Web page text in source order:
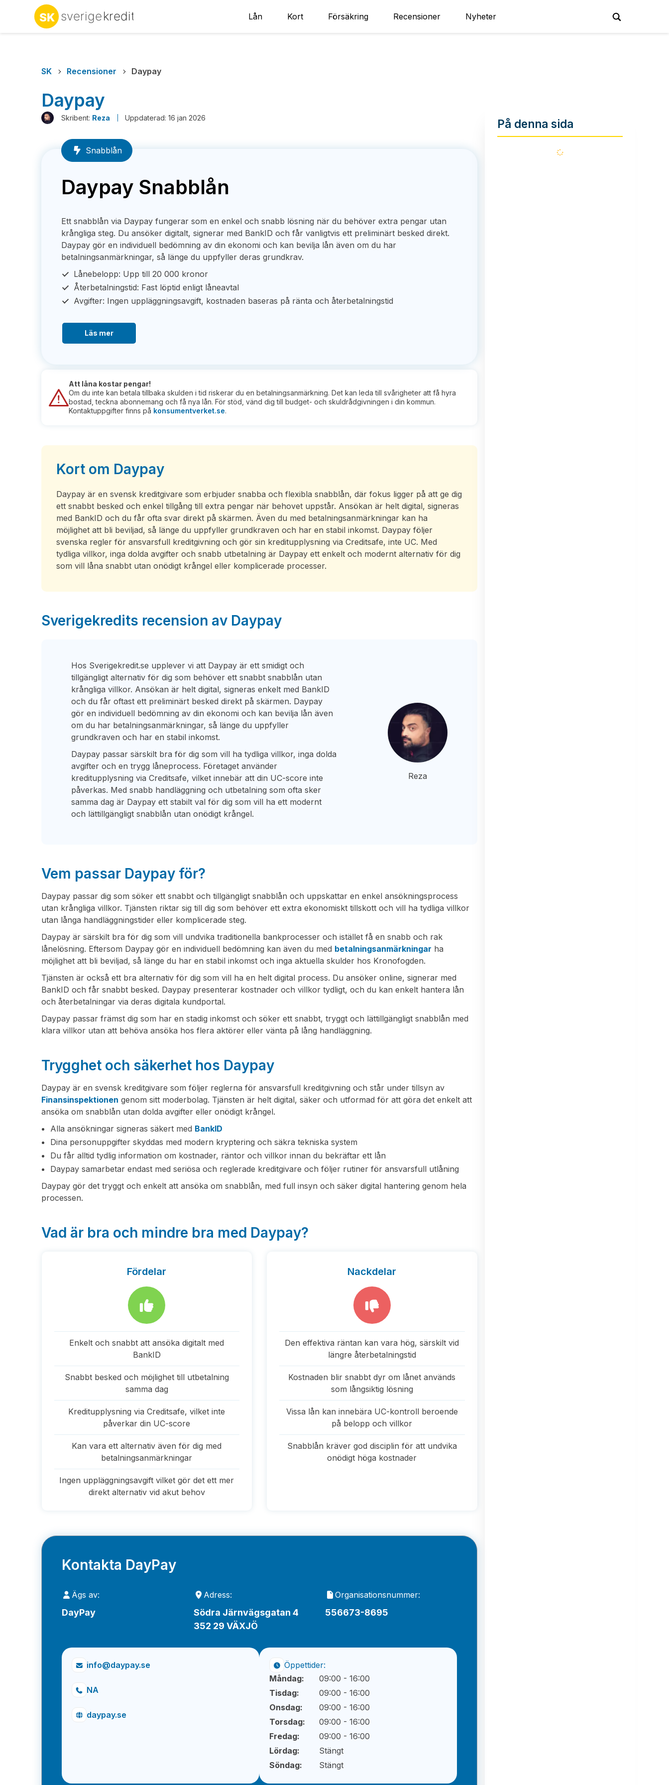
Lån Kort Försäkring Recensioner Nyheter
SK Recensioner Daypay
Daypay
Skribent: Reza Uppdaterad: 16 jan 2026
Snabblån
Daypay Snabblån
Ett snabblån via Daypay fungerar som en enkel och snabb lösning när du behöver extra pengar utan
krångliga steg. Du ansöker digitalt, signerar med BankID och får vanligtvis ett preliminärt besked direkt.
Daypay gör en individuell bedömning av din ekonomi och kan bevilja lån även om du har
betalningsanmärkningar, så länge du uppfyller deras grundkrav.
Lånebelopp: Upp till 20 000 kronor
Återbetalningstid: Fast löptid enligt låneavtal
Avgifter: Ingen uppläggningsavgift, kostnaden baseras på ränta och återbetalningstid
Läs mer
Att låna kostar pengar!
Om du inte kan betala tillbaka skulden i tid riskerar du en betalningsanmärkning. Det kan leda till svårigheter att få hyra
bostad, teckna abonnemang och få nya lån. För stöd, vänd dig till budget- och skuldrådgivningen i din kommun.
Kontaktuppgifter finns på konsumentverket.se.
Kort om Daypay
Daypay är en svensk kreditgivare som erbjuder snabba och flexibla snabblån, där fokus ligger på att ge dig
ett snabbt besked och enkel tillgång till extra pengar när behovet uppstår. Ansökan är helt digital, signeras
med BankID och du får ofta svar direkt på skärmen. Även du med betalningsanmärkningar kan ha
möjlighet att bli beviljad, så länge du uppfyller grundkraven och har en stabil inkomst. Daypay följer
svenska regler för ansvarsfull kreditgivning och gör sin kreditupplysning via Creditsafe, inte UC. Med
tydliga villkor, inga dolda avgifter och snabb utbetalning är Daypay ett enkelt och modernt alternativ för dig
som vill låna snabbt utan onödigt krångel eller komplicerade processer.
Sverigekredits recension av Daypay
Hos Sverigekredit.se upplever vi att Daypay är ett smidigt och
tillgängligt alternativ för dig som behöver ett snabbt snabblån utan
krångliga villkor. Ansökan är helt digital, signeras enkelt med BankID
och du får oftast ett preliminärt besked direkt på skärmen. Daypay
gör en individuell bedömning av din ekonomi och kan bevilja lån även
om du har betalningsanmärkningar, så länge du uppfyller
grundkraven och har en stabil inkomst.
Daypay passar särskilt bra för dig som vill ha tydliga villkor, inga dolda
avgifter och en trygg låneprocess. Företaget använder
kreditupplysning via Creditsafe, vilket innebär att din UC-score inte
påverkas. Med snabb handläggning och utbetalning som ofta sker
samma dag är Daypay ett stabilt val för dig som vill ha ett modernt
och lättillgängligt snabblån utan onödigt krångel.
Reza
Vem passar Daypay för?
Daypay passar dig som söker ett snabbt och tillgängligt snabblån och uppskattar en enkel ansökningsprocess
utan krångliga villkor. Tjänsten riktar sig till dig som behöver ett extra ekonomiskt tillskott och vill ha tydliga villkor
utan långa handläggningstider eller komplicerade steg.
Daypay är särskilt bra för dig som vill undvika traditionella bankprocesser och istället få en snabb och rak
lånelösning. Eftersom Daypay gör en individuell bedömning kan även du med betalningsanmärkningar ha
möjlighet att bli beviljad, så länge du har en stabil inkomst och inga aktuella skulder hos Kronofogden.
Tjänsten är också ett bra alternativ för dig som vill ha en helt digital process. Du ansöker online, signerar med
BankID och får snabbt besked. Daypay presenterar kostnader och villkor tydligt, och du kan enkelt hantera lån
och återbetalningar via deras digitala kundportal.
Daypay passar främst dig som har en stadig inkomst och söker ett snabbt, tryggt och lättillgängligt snabblån med
klara villkor utan att behöva ansöka hos flera aktörer eller vänta på lång handläggning.
Trygghet och säkerhet hos Daypay
Daypay är en svensk kreditgivare som följer reglerna för ansvarsfull kreditgivning och står under tillsyn av
Finansinspektionen genom sitt moderbolag. Tjänsten är helt digital, säker och utformad för att göra det enkelt att
ansöka om snabblån utan dolda avgifter eller onödigt krångel.
Alla ansökningar signeras säkert med BankID
Dina personuppgifter skyddas med modern kryptering och säkra tekniska system
Du får alltid tydlig information om kostnader, räntor och villkor innan du bekräftar ett lån
Daypay samarbetar endast med seriösa och reglerade kreditgivare och följer rutiner för ansvarsfull utlåning
Daypay gör det tryggt och enkelt att ansöka om snabblån, med full insyn och säker digital hantering genom hela
processen.
Vad är bra och mindre bra med Daypay?
Fördelar
Enkelt och snabbt att ansöka digitalt med
BankID
Snabbt besked och möjlighet till utbetalning
samma dag
Kreditupplysning via Creditsafe, vilket inte
påverkar din UC-score
Kan vara ett alternativ även för dig med
betalningsanmärkningar
Ingen uppläggningsavgift vilket gör det ett mer
direkt alternativ vid akut behov
Nackdelar
Den effektiva räntan kan vara hög, särskilt vid
längre återbetalningstid
Kostnaden blir snabbt dyr om lånet används
som långsiktig lösning
Vissa lån kan innebära UC-kontroll beroende
på belopp och villkor
Snabblån kräver god disciplin för att undvika
onödigt höga kostnader
Kontakta DayPay
Ägs av:
DayPay
Adress:
Södra Järnvägsgatan 4
352 29 VÄXJÖ
Organisationsnummer:
556673-8695
info@daypay.se
NA
daypay.se
Öppettider:
Måndag:
09:00 - 16:00
Tisdag:
09:00 - 16:00
Onsdag:
09:00 - 16:00
Torsdag:
09:00 - 16:00
Fredag:
09:00 - 16:00
Lördag:
Stängt
Söndag:
Stängt
På denna sida
Läser